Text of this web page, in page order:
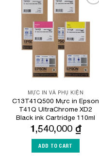
MỰC IN VÀ PHỤ KIỆN
C13T41Q500 Mực in Epson
T41Q UltraChrome XD2
Black ink Cartridge 110ml
1,540,000 ₫
ADD TO CART